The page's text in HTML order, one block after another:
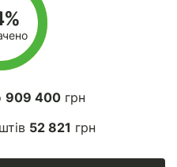
909 400грн
52 821 грн